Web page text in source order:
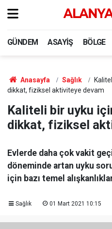
GÜNDEM ASAYIŞ BÖLGE
Anasayfa Sağlık
dikkat, fiziksel aktiviteye devam
Kaliteli bir uyku
dikkat, fiziksel
Evlerde daha çok vakit
döneminde artan uyku
için bazı temel
Sağlık 01 Mart 2021 10:15